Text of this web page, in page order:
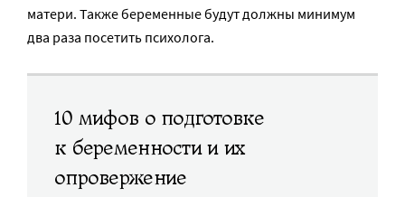
матери. Также беременные будут должны минимум
два раза посетить психолога.
10 мифов о подготовке
к беременности и их
опровержение